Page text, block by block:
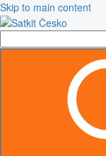
Skip to main content